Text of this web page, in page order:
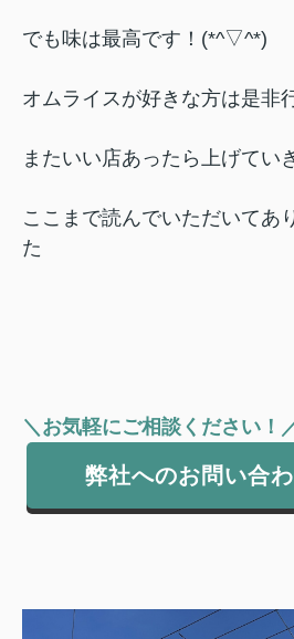
でも味は最高です！(*^▽^*)
オムライスが好きな方は是非
またいい店あったら上げてい
ここまで読んでいただいてあ
た
＼お気軽にご相談ください！
弊社へのお問い合